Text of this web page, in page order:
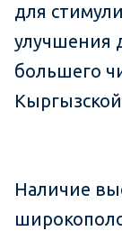
для
улучшения
большего
Наличие